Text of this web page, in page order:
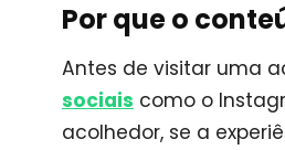
Por que o
Antes de visitar uma
sociais como o
acolhedor, se a